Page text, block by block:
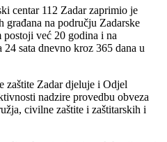
centar 112 Zadar zaprimio je
na području Zadarske
postoji već 20 godina i na
sata dnevno kroz 365 dana u
zaštite Zadar djeluje i Odjel
nadzire provedbu obveza
civilne zaštite i zaštitarskih i